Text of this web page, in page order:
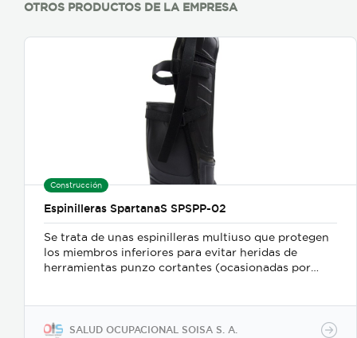
OTROS PRODUCTOS DE LA EMPRESA
Construcción
Espinilleras SpartanaS SPSPP-02
Se trata de unas espinilleras multiuso que protegen
los miembros inferiores para evitar heridas de
herramientas punzo cortantes (ocasionadas por
SALUD OCUPACIONAL SOISA S. A.